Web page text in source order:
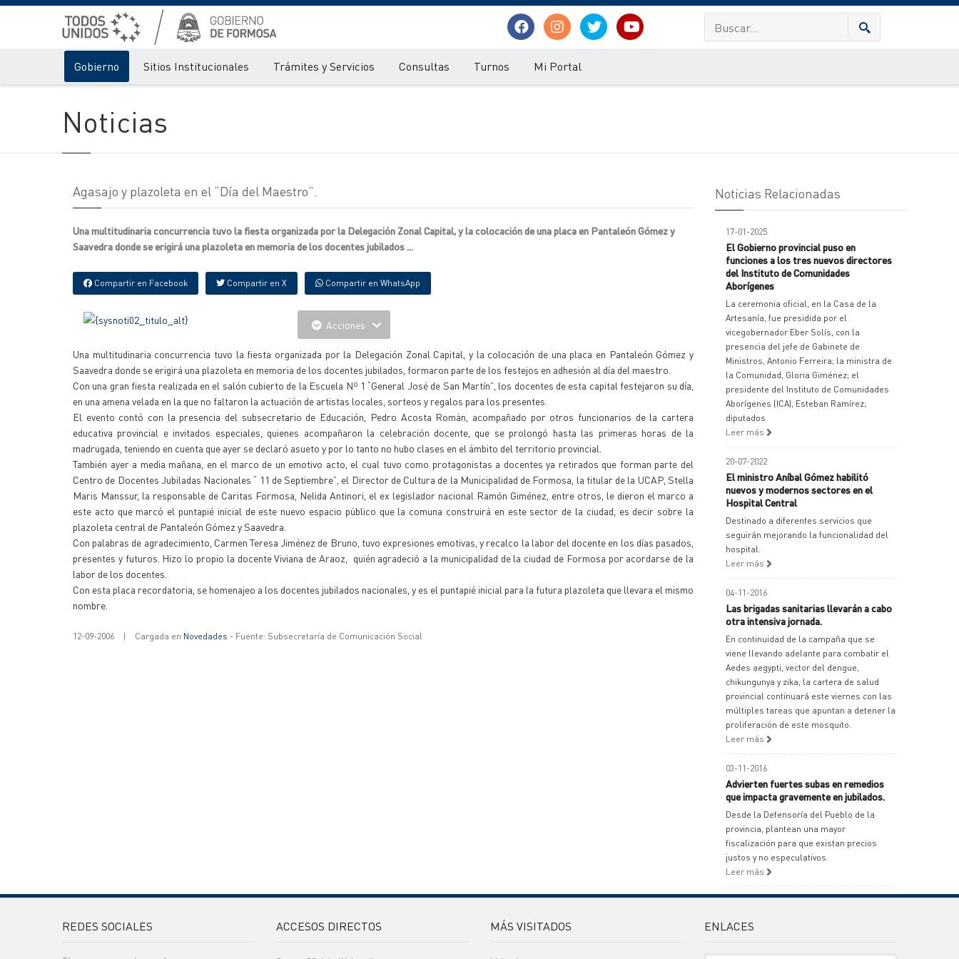
Gobierno Sitios Institucionales Trámites y Servicios Consultas Turnos Mi Portal
Noticias
Agasajo y plazoleta en el “Día del Maestro”.
Una multitudinaria concurrencia tuvo la fiesta organizada por la Delegación Zonal Capital, y la colocación de una placa en Pantaleón Gómez y
Saavedra donde se erigirá una plazoleta en memoria de los docentes jubilados ...
Compartir en Facebook Compartir en X Compartir en WhatsApp
Acciones
Una multitudinaria concurrencia tuvo la fiesta organizada por la Delegación Zonal Capital, y la colocación de una placa en Pantaleón Gómez y
Saavedra donde se erigirá una plazoleta en memoria de los docentes jubilados, formaron parte de los festejos en adhesión al día del maestro.
Con una gran fiesta realizada en el salón cubierto de la Escuela Nº 1 “General José de San Martín”, los docentes de esta capital festejaron su día,
en una amena velada en la que no faltaron la actuación de artistas locales, sorteos y regalos para los presentes.
El evento contó con la presencia del subsecretario de Educación, Pedro Acosta Román, acompañado por otros funcionarios de la cartera
educativa provincial e invitados especiales, quienes acompañaron la celebración docente, que se prolongó hasta las primeras horas de la
madrugada, teniendo en cuenta que ayer se declaró asueto y por lo tanto no hubo clases en el ámbito del territorio provincial.
También ayer a media mañana, en el marco de un emotivo acto, el cual tuvo como protagonistas a docentes ya retirados que forman parte del
Centro de Docentes Jubiladas Nacionales “ 11 de Septiembre”, el Director de Cultura de la Municipalidad de Formosa, la titular de la UCAP, Stella
Maris Manssur, la responsable de Caritas Formosa, Nelida Antinori, el ex legislador nacional Ramón Giménez, entre otros, le dieron el marco a
este acto que marcó el puntapié inicial de este nuevo espacio público que la comuna construirá en este sector de la ciudad, es decir sobre la
plazoleta central de Pantaleón Gómez y Saavedra.
Con palabras de agradecimiento, Carmen Teresa Jiménez de Bruno, tuvo expresiones emotivas, y recalco la labor del docente en los días pasados,
presentes y futuros. Hizo lo propio la docente Viviana de Araoz, quién agradeció a la municipalidad de la ciudad de Formosa por acordarse de la
labor de los docentes.
Con esta placa recordatoria, se homenajeo a los docentes jubilados nacionales, y es el puntapié inicial para la futura plazoleta que llevara el mismo
nombre.
12-09-2006 | Cargada en Novedades - Fuente: Subsecretaría de Comunicación Social
Noticias Relacionadas
17-01-2025
El Gobierno provincial puso en
funciones a los tres nuevos directores
del Instituto de Comunidades
Aborígenes
La ceremonia oficial, en la Casa de la
Artesanía, fue presidida por el
vicegobernador Eber Solís, con la
presencia del jefe de Gabinete de
Ministros, Antonio Ferreira; la ministra de
la Comunidad, Gloria Giménez; el
presidente del Instituto de Comunidades
Aborígenes (ICA), Esteban Ramírez;
diputados
Leer más
20-07-2022
El ministro Aníbal Gómez habilitó
nuevos y modernos sectores en el
Hospital Central
Destinado a diferentes servicios que
seguirán mejorando la funcionalidad del
hospital.
Leer más
04-11-2016
Las brigadas sanitarias llevarán a cabo
otra intensiva jornada.
En continuidad de la campaña que se
viene llevando adelante para combatir el
Aedes aegypti, vector del dengue,
chikungunya y zika, la cartera de salud
provincial continuará este viernes con las
múltiples tareas que apuntan a detener la
proliferación de este mosquito.
Leer más
03-11-2016
Advierten fuertes subas en remedios
que impacta gravemente en jubilados.
Desde la Defensoría del Pueblo de la
provincia, plantean una mayor
fiscalización para que existan precios
justos y no especulativos.
Leer más
REDES SOCIALES ACCESOS DIRECTOS MÁS VISITADOS ENLACES